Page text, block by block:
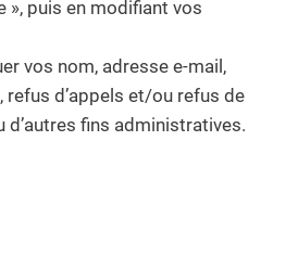
», puis en modifiant vos
vos nom, adresse e-mail,
d’appels et/ou refus de
fins administratives.